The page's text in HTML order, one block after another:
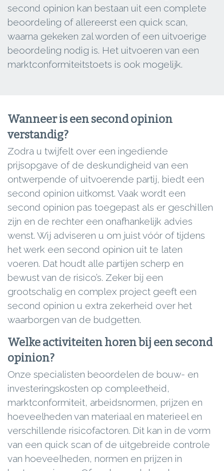
second opinion kan bestaan uit een complete
beoordeling of allereerst een quick scan,
waarna gekeken zal worden of een uitvoerige
beoordeling nodig is. Het uitvoeren van een
marktconformiteitstoets is ook mogelijk.
Wanneer is een second opinion
verstandig?
Zodra u twijfelt over een ingediende
prijsopgave of de deskundigheid van een
ontwerpende of uitvoerende partij, biedt een
second opinion uitkomst. Vaak wordt een
second opinion pas toegepast als er geschillen
zijn en de rechter een onafhankelijk advies
wenst. Wij adviseren u om juist vóór of tijdens
het werk een second opinion uit te laten
voeren. Dat houdt alle partijen scherp en
bewust van de risico’s. Zeker bij een
grootschalig en complex project geeft een
second opinion u extra zekerheid over het
waarborgen van de budgetten.
Welke activiteiten horen bij een second
opinion?
Onze specialisten beoordelen de bouw- en
investeringskosten op compleetheid,
marktconformiteit, arbeidsnormen, prijzen en
hoeveelheden van materiaal en materieel en
verschillende risicofactoren. Dit kan in de vorm
van een quick scan of de uitgebreide controle
van hoeveelheden, normen en prijzen in